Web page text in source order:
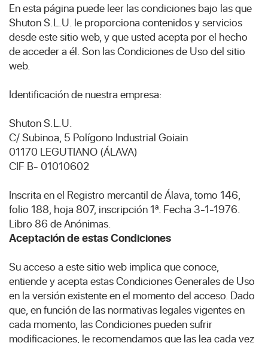
En esta página puede leer las condiciones bajo las que
Shuton S.L.U. le proporciona contenidos y servicios
desde este sitio web, y que usted acepta por el hecho
de acceder a él. Son las Condiciones de Uso del sitio
web.
Identificación de nuestra empresa:
Shuton S.L.U.
C/ Subinoa, 5 Polígono Industrial Goiain
01170 LEGUTIANO (ÁLAVA)
CIF B- 01010602
Inscrita en el Registro mercantil de Álava, tomo 146,
folio 188, hoja 807, inscripción 1ª. Fecha 3-1-1976.
Libro 86 de Anónimas.
Aceptación de estas Condiciones
Su acceso a este sitio web implica que conoce,
entiende y acepta estas Condiciones Generales de Uso
en la versión existente en el momento del acceso. Dado
que, en función de las normativas legales vigentes en
cada momento, las Condiciones pueden sufrir
modificaciones, le recomendamos que las lea cada vez